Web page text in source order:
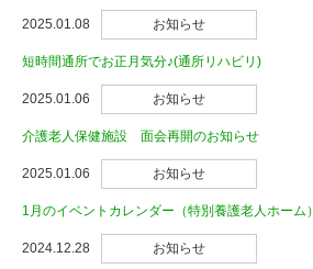
2025.01.08 お知らせ
短時間通所でお正月気分♪(通所リハビリ)
2025.01.06 お知らせ
介護老人保健施設 面会再開のお知らせ
2025.01.06 お知らせ
1月のイベントカレンダー（特別養護老人ホーム）
2024.12.28 お知らせ